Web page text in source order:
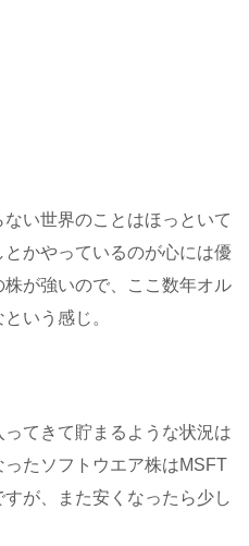
い世界のことはほっといて
かやっているのが心には優
が強いので、ここ数年オル
いう感じ。
てきて貯まるような状況は
たソフトウエア株はMSFT
が、また安くなったら少し